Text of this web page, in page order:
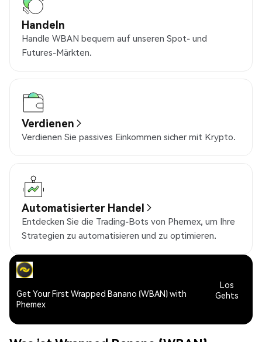
Handeln
Handle WBAN bequem auf unseren Spot- und
Futures-Märkten.
Verdienen
Verdienen Sie passives Einkommen sicher mit Krypto.
Automatisierter Handel
Entdecken Sie die Trading-Bots von Phemex, um Ihre
Strategien zu automatisieren und zu optimieren.
Get Your First Wrapped Banano (WBAN) with
Phemex
Los
Gehts